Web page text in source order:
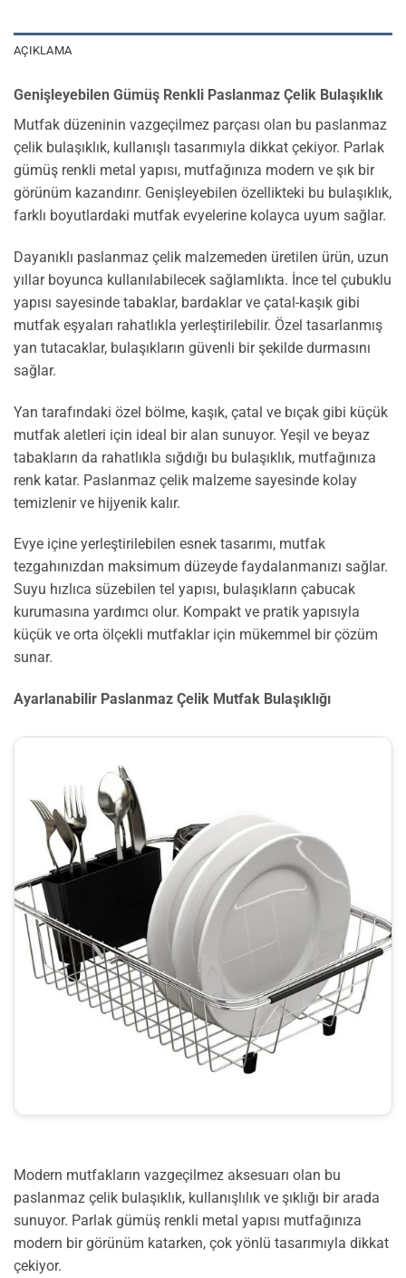
AÇIKLAMA
Genişleyebilen Gümüş Renkli Paslanmaz Çelik Bulaşıklık
Mutfak düzeninin vazgeçilmez parçası olan bu paslanmaz
çelik bulaşıklık, kullanışlı tasarımıyla dikkat çekiyor. Parlak
gümüş renkli metal yapısı, mutfağınıza modern ve şık bir
görünüm kazandırır. Genişleyebilen özellikteki bu bulaşıklık,
farklı boyutlardaki mutfak evyelerine kolayca uyum sağlar.
Dayanıklı paslanmaz çelik malzemeden üretilen ürün, uzun
yıllar boyunca kullanılabilecek sağlamlıkta. İnce tel çubuklu
yapısı sayesinde tabaklar, bardaklar ve çatal-kaşık gibi
mutfak eşyaları rahatlıkla yerleştirilebilir. Özel tasarlanmış
yan tutacaklar, bulaşıkların güvenli bir şekilde durmasını
sağlar.
Yan tarafındaki özel bölme, kaşık, çatal ve bıçak gibi küçük
mutfak aletleri için ideal bir alan sunuyor. Yeşil ve beyaz
tabakların da rahatlıkla sığdığı bu bulaşıklık, mutfağınıza
renk katar. Paslanmaz çelik malzeme sayesinde kolay
temizlenir ve hijyenik kalır.
Evye içine yerleştirilebilen esnek tasarımı, mutfak
tezgahınızdan maksimum düzeyde faydalanmanızı sağlar.
Suyu hızlıca süzebilen tel yapısı, bulaşıkların çabucak
kurumasına yardımcı olur. Kompakt ve pratik yapısıyla
küçük ve orta ölçekli mutfaklar için mükemmel bir çözüm
sunar.
Ayarlanabilir Paslanmaz Çelik Mutfak Bulaşıklığı
Modern mutfakların vazgeçilmez aksesuarı olan bu
paslanmaz çelik bulaşıklık, kullanışlılık ve şıklığı bir arada
sunuyor. Parlak gümüş renkli metal yapısı mutfağınıza
modern bir görünüm katarken, çok yönlü tasarımıyla dikkat
çekiyor.